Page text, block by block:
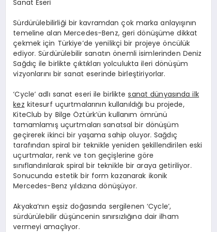
Sanat Eseri
Sürdürülebilirliği bir kavramdan çok marka anlayışının
temeline alan Mercedes-Benz, geri dönüşüme dikkat
çekmek için Türkiye’de yenilikçi bir projeye öncülük
ediyor. Sürdürülebilir sanatın önemli isimlerinden Deniz
Sağdıç ile birlikte çıktıkları yolculukta ileri dönüşüm
vizyonlarını bir sanat eserinde birleştiriyorlar.
‘Cycle’ adlı sanat eseri ile birliktesanat dünyasında ilk
kez kitesurf uçurtmalarının kullanıldığı bu projede,
KiteClub by Bilge Öztürk’ün kullanım ömrünü
tamamlamış uçurtmaları sanatsal bir dönüşüm
geçirerek ikinci bir yaşama sahip oluyor. Sağdıç
tarafından spiral bir teknikle yeniden şekillendirilen eski
uçurtmalar, renk ve ton geçişlerine göre
sınıflandırılarak spiral bir teknikle bir araya getiriliyor.
Sonucunda estetik bir form kazanarak ikonik
Mercedes-Benz yıldızına dönüşüyor.
Akyaka’nın eşsiz doğasında sergilenen ‘Cycle’,
sürdürülebilir düşüncenin sınırsızlığına dair ilham
vermeyi amaçlıyor.